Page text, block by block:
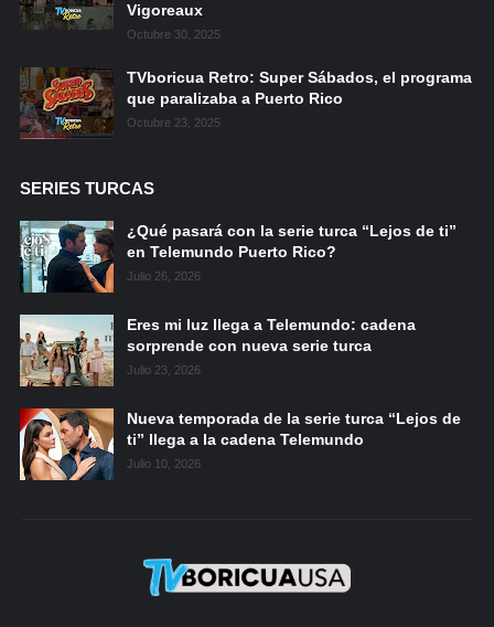
Vigoreaux
Octubre 30, 2025
TVboricua Retro: Super Sábados, el programa
que paralizaba a Puerto Rico
Octubre 23, 2025
SERIES TURCAS
¿Qué pasará con la serie turca “Lejos de ti”
en Telemundo Puerto Rico?
Julio 26, 2026
Eres mi luz llega a Telemundo: cadena
sorprende con nueva serie turca
Julio 23, 2026
Nueva temporada de la serie turca “Lejos de
ti” llega a la cadena Telemundo
Julio 10, 2026